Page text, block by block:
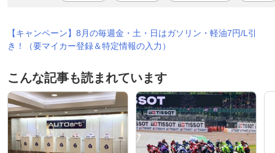
【キャンペーン】8月の毎週金・土・日はガソリン・軽油7円/L引
き！（要マイカー登録＆特定情報の入力）
こんな記事も読まれています